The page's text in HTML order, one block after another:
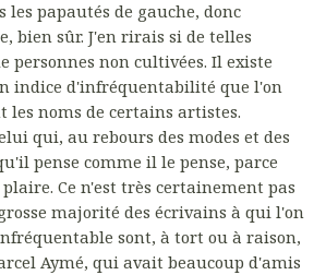
papautés de gauche, donc
bien sûr. J'en rirais si de telles
personnes non cultivées. Il existe
indice d'infréquentabilité que l'on
les noms de certains artistes.
qui, au rebours des modes et des
pense comme il le pense, parce
Ce n'est très certainement pas
majorité des écrivains à qui l'on
sont, à tort ou à raison,
Aymé, qui avait beaucoup d'amis